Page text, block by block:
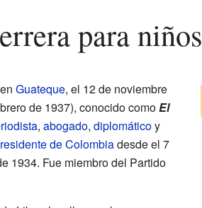
para niños
Guateque, el 12 de noviembre
de 1937), conocido comoEl
, abogado, diplomáticoy
de Colombiadesde el 7
1934. Fue miembro del Partido